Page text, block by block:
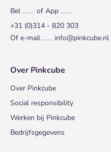
Bel
of App
+31 (0)314 - 820 303
Of e-mail
info@pinkcube.nl
Over Pinkcube
Over Pinkcube
Social responsibility
Werken bij Pinkcube
Bedrijfsgegevens